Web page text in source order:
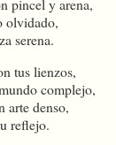
pincel y arena,
olvidado,
serena.
tus lienzos,
complejo,
arte denso,
reflejo.